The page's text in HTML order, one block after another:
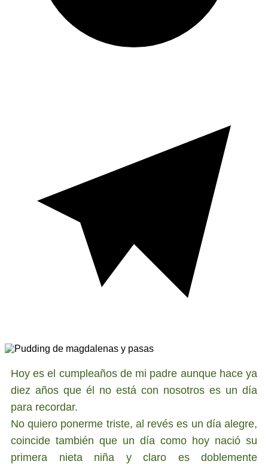
Hoy es el cumpleaños de mi padre aunque hace ya
diez años que él no está con nosotros es un día
para recordar.
No quiero ponerme triste, al revés es un día alegre,
coincide también que un día como hoy nació su
primera nieta niña y claro es doblemente